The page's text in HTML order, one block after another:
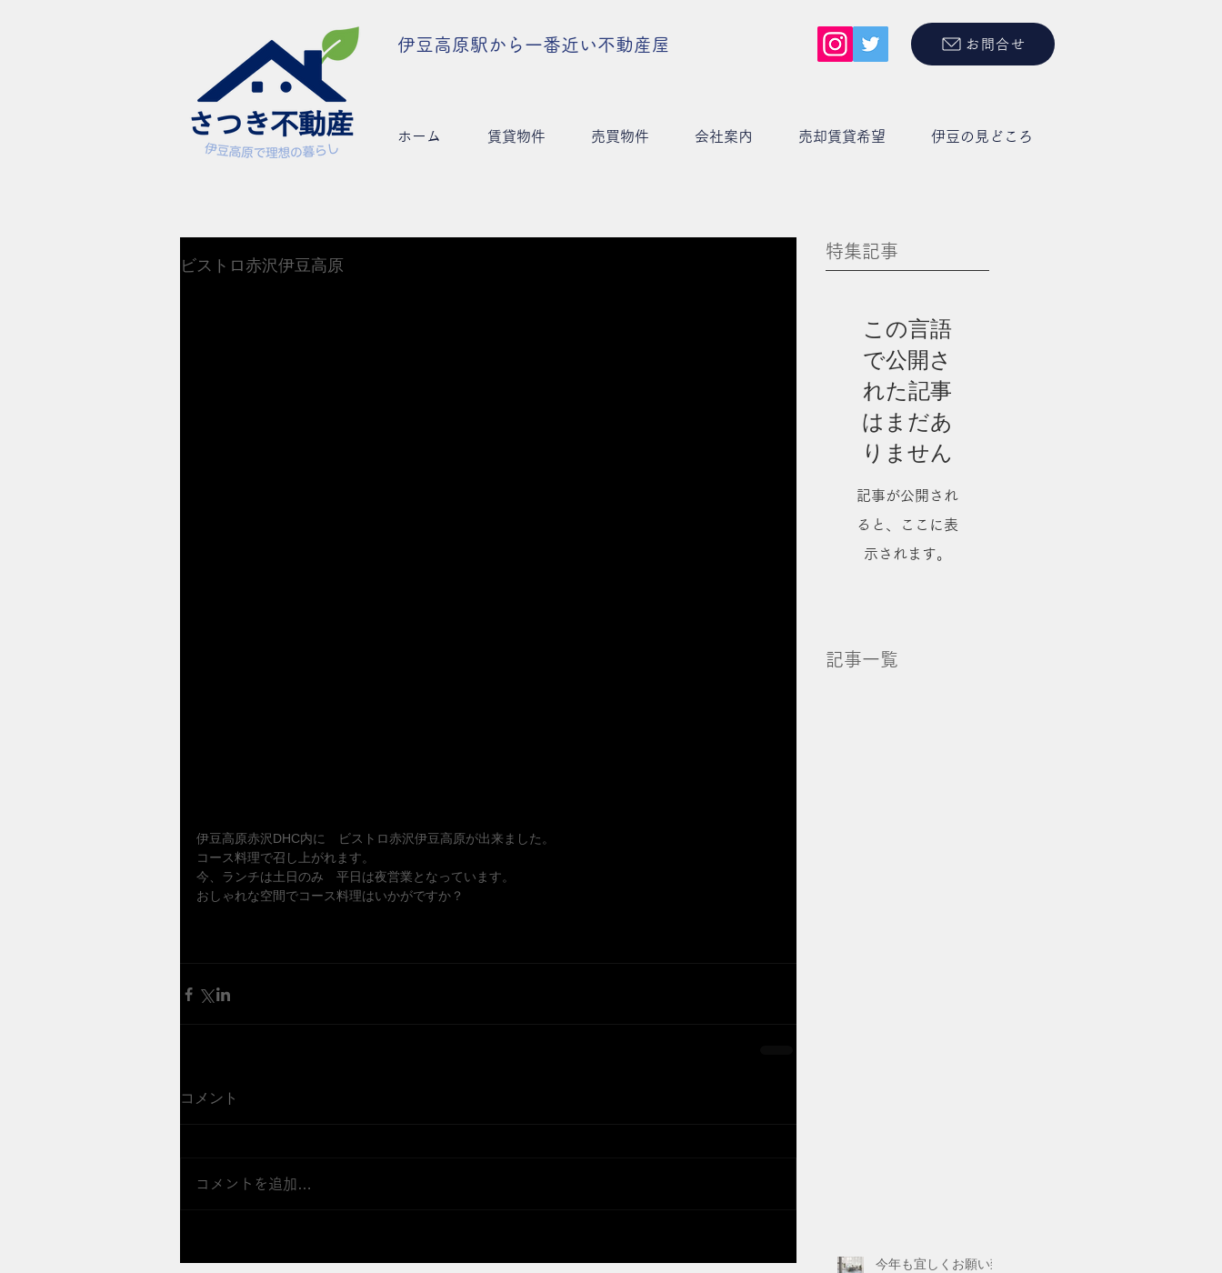
伊豆高原駅から一番近い不動産屋 お問合せ
ホーム 賃貸物件 売買物件 会社案内 売却賃貸希望 伊豆の見どころ
ビストロ赤沢伊豆高原
伊豆高原赤沢DHC内に　ビストロ赤沢伊豆高原が出来ました。
コース料理で召し上がれます。
今、ランチは土日のみ　平日は夜営業となっています。
おしゃれな空間でコース料理はいかがですか？
コメント
コメントを追加…
特集記事
この言語
で公開さ
れた記事
はまだあ
りません
記事が公開され
ると、ここに表
示されます。
記事一覧
今年も宜しくお願い致